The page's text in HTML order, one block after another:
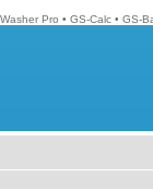
Pro • GS-Calc • GS-